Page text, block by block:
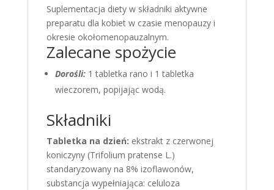
Suplementacja diety w składniki aktywne
preparatu dla kobiet w czasie menopauzy i
okresie okołomenopauzalnym.
Zalecane spożycie
Dorośli:1 tabletka rano i 1 tabletka
wieczorem, popijając wodą.
Składniki
Tabletka na dzień: ekstrakt z czerwonej
koniczyny (Trifolium pratense L.)
standaryzowany na 8% izoflawonów,
substancja wypełniająca: celuloza